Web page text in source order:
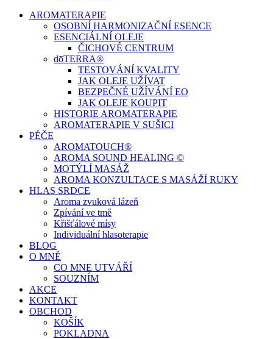
AROMATERAPIE
OSOBNÍ HARMONIZAČNÍ ESENCE
ESENCIÁLNÍ OLEJE
ČICHOVÉ CENTRUM
dōTERRA®
TESTOVÁNÍ KVALITY
JAK OLEJE UŽÍVAT
BEZPEČNÉ UŽÍVÁNÍ EO
JAK OLEJE KOUPIT
HISTORIE AROMATERAPIE
AROMATERAPIE V SUŠICI
PÉČE
AROMATOUCH®
AROMA SOUND HEALING ©
MOTÝLÍ MASÁŽ
AROMA KONZULTACE S MASÁŽÍ RUKY
HLAS SRDCE
Aroma zvuková lázeň
Zpívání ve tmě
Křišťálové mísy
Individuální hlasoterapie
BLOG
O MNĚ
CO MNE UTVÁŘÍ
SOUZNÍM
AKCE
KONTAKT
OBCHOD
KOŠÍK
POKLADNA